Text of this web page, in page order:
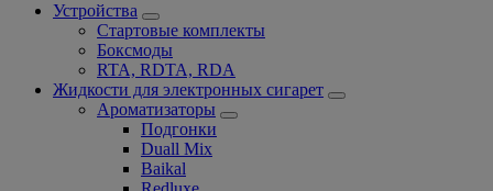
Устройства
Стартовые комплекты
Боксмоды
RTA, RDTA, RDA
Жидкости для электронных сигарет
Ароматизаторы
Подгонки
Duall Mix
Baikal